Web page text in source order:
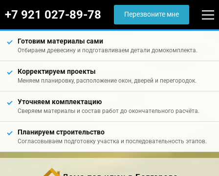
+7 921 027-89-78 Перезвоните мне
Готовим материалы сами
Отбираем древесину и подготавливаем детали домокомплекта.
Корректируем проекты
Меняем планировку, расположение окон, дверей и перегородок.
Уточняем комплектацию
Сверяем материалы и состав работ до окончательного расчёта.
Планируем строительство
Согласовываем подготовку участка и последовательность этапов.